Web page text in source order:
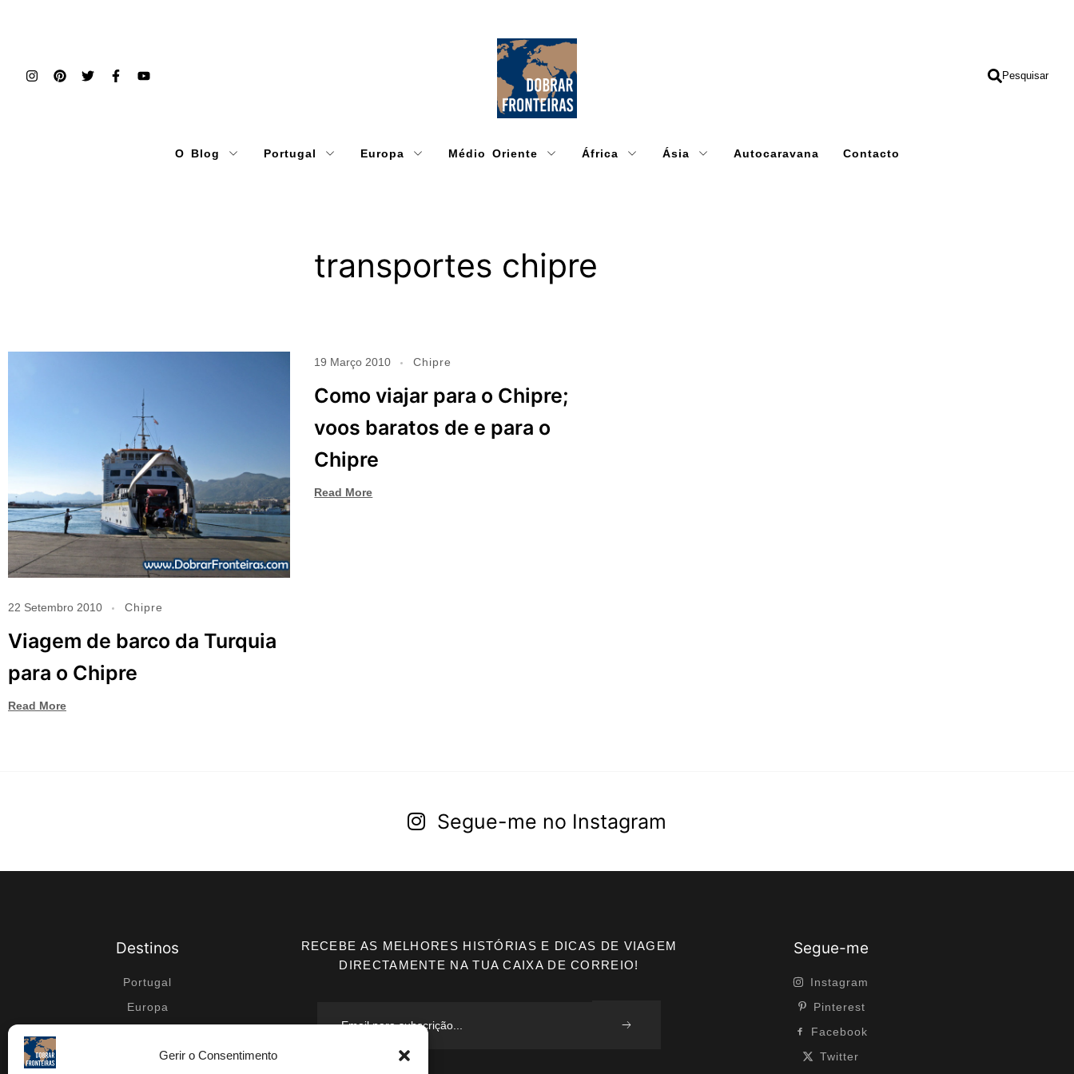
Gerir o Consentimento
Pesquisar
O Blog Portugal Europa Médio Oriente África Ásia Autocaravana Contacto
transportes chipre
22 Setembro 2010 Chipre
Viagem de barco da Turquia
para o Chipre
Read More
19 Março 2010 Chipre
Como viajar para o Chipre;
voos baratos de e para o
Chipre
Read More
Segue-me no Instagram
Destinos
Portugal
Europa
África
RECEBE AS MELHORES HISTÓRIAS E DICAS DE VIAGEM
DIRECTAMENTE NA TUA CAIXA DE CORREIO!
Segue-me
Instagram
Pinterest
Facebook
Twitter